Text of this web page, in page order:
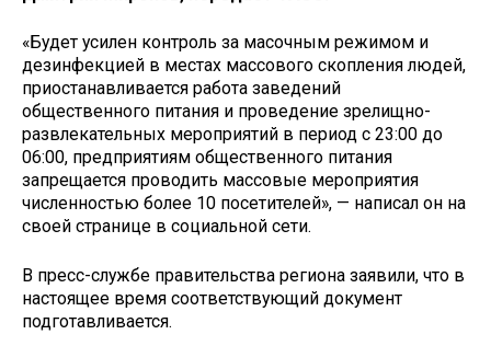
«Будет усилен контроль за масочным режимом и
дезинфекцией в местах массового скопления людей,
приостанавливается работа заведений
общественного питания и проведение зрелищно-
развлекательных мероприятий в период с 23:00 до
06:00, предприятиям общественного питания
запрещается проводить массовые мероприятия
численностью более 10 посетителей», — написал он на
своей странице в социальной сети.
В пресс-службе правительства региона заявили, что в
настоящее время соответствующий документ
подготавливается.